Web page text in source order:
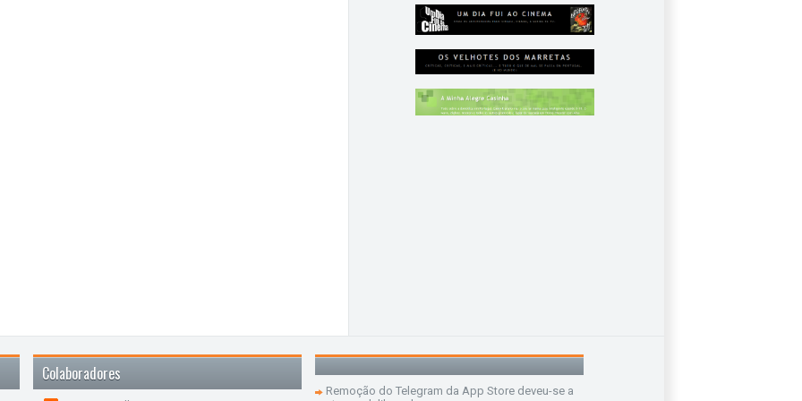
Colaboradores
Remoção do Telegram da App Store deveu-se a